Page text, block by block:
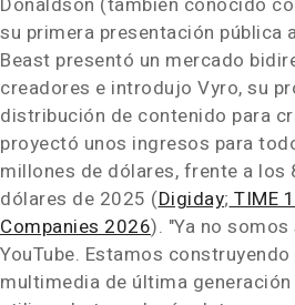
su primera presentación pública
Beast presentó un mercado
creadores e introdujo Vyro, su
distribución de contenido para
proyectó unos ingresos para
millones de dólares, frente a los
dólares de 2025 (Digiday;TIME
Companies 2026). "Ya no
YouTube. Estamos
multimedia de última generación